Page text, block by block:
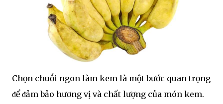
Chọn chuṓi ngon làm kem là một bước quan trọng
ᵭể ᵭảm bảo hương vị và chất lượng của món kem.